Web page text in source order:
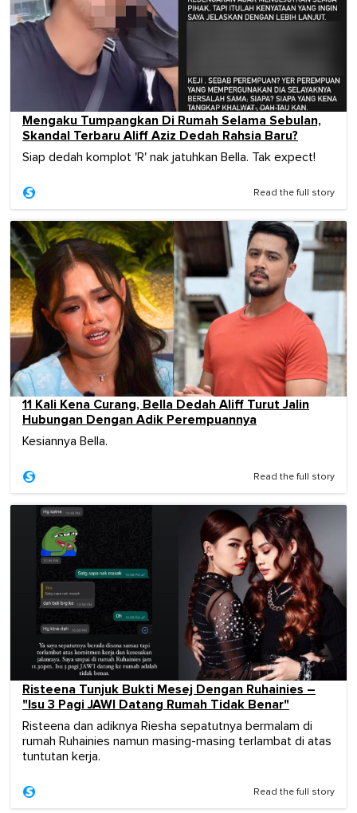
Mengaku Tumpangkan Di Rumah Selama Sebulan,
Skandal Terbaru Aliff Aziz Dedah Rahsia Baru?
Siap dedah komplot 'R' nak jatuhkan Bella. Tak expect!
Read the full story
11 Kali Kena Curang, Bella Dedah Aliff Turut Jalin
Hubungan Dengan Adik Perempuannya
Kesiannya Bella.
Read the full story
Risteena Tunjuk Bukti Mesej Dengan Ruhainies –
"Isu 3 Pagi JAWI Datang Rumah Tidak Benar"
Risteena dan adiknya Riesha sepatutnya bermalam di
rumah Ruhainies namun masing-masing terlambat di atas
tuntutan kerja.
Read the full story